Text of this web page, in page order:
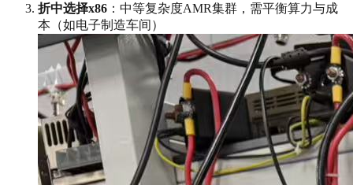
折中选择x86 ‌：中等复杂度AMR集群，需平衡算力与成
本（如电子制造车间）